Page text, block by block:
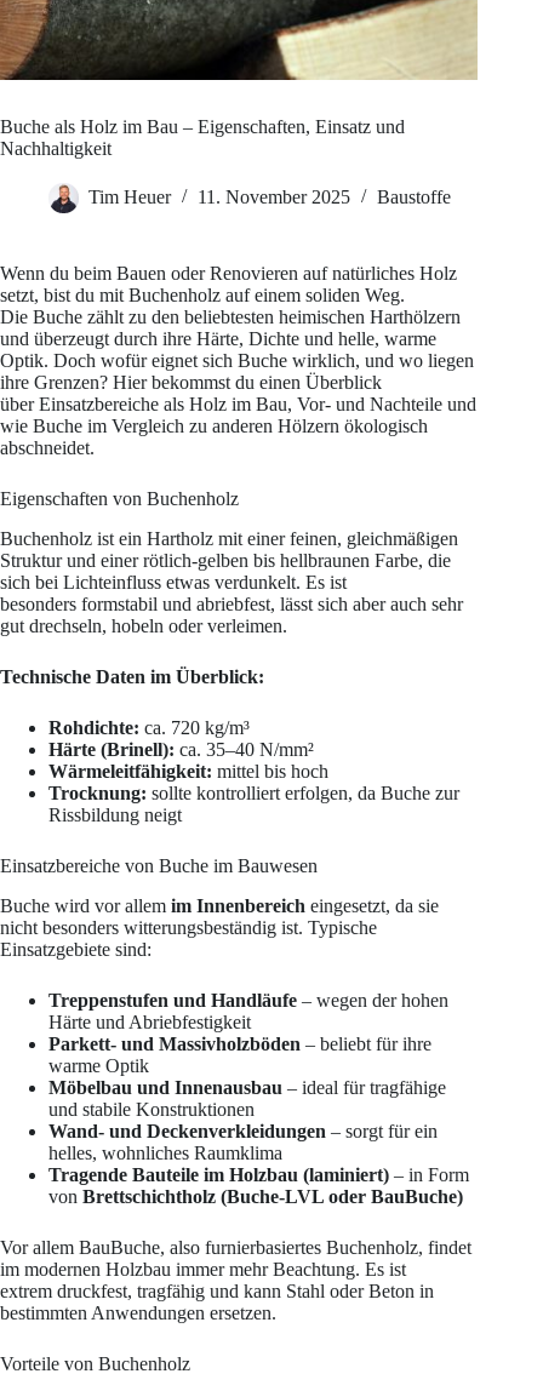
Buche als Holz im Bau – Eigenschaften, Einsatz und
Nachhaltigkeit
Tim Heuer 11. November 2025 Baustoffe
Wenn du beim Bauen oder Renovieren auf natürliches Holz
setzt, bist du mit Buchenholz auf einem soliden Weg.
Die Buche zählt zu den beliebtesten heimischen Harthölzern
und überzeugt durch ihre Härte, Dichte und helle, warme
Optik. Doch wofür eignet sich Buche wirklich, und wo liegen
ihre Grenzen? Hier bekommst du einen Überblick
über Einsatzbereiche als Holz im Bau, Vor- und Nachteile und
wie Buche im Vergleich zu anderen Hölzern ökologisch
abschneidet.
Eigenschaften von Buchenholz
Buchenholz ist ein Hartholz mit einer feinen, gleichmäßigen
Struktur und einer rötlich-gelben bis hellbraunen Farbe, die
sich bei Lichteinfluss etwas verdunkelt. Es ist
besonders formstabil und abriebfest, lässt sich aber auch sehr
gut drechseln, hobeln oder verleimen.
Technische Daten im Überblick:
Rohdichte: ca. 720 kg/m³
Härte (Brinell): ca. 35–40 N/mm²
Wärmeleitfähigkeit: mittel bis hoch
Trocknung: sollte kontrolliert erfolgen, da Buche zur
Rissbildung neigt
Einsatzbereiche von Buche im Bauwesen
Buche wird vor allem im Innenbereich eingesetzt, da sie
nicht besonders witterungsbeständig ist. Typische
Einsatzgebiete sind:
Treppenstufen und Handläufe – wegen der hohen
Härte und Abriebfestigkeit
Parkett- und Massivholzböden – beliebt für ihre
warme Optik
Möbelbau und Innenausbau – ideal für tragfähige
und stabile Konstruktionen
Wand- und Deckenverkleidungen – sorgt für ein
helles, wohnliches Raumklima
Tragende Bauteile im Holzbau (laminiert) – in Form
von Brettschichtholz (Buche-LVL oder BauBuche)
Vor allem BauBuche, also furnierbasiertes Buchenholz, findet
im modernen Holzbau immer mehr Beachtung. Es ist
extrem druckfest, tragfähig und kann Stahl oder Beton in
bestimmten Anwendungen ersetzen.
Vorteile von Buchenholz